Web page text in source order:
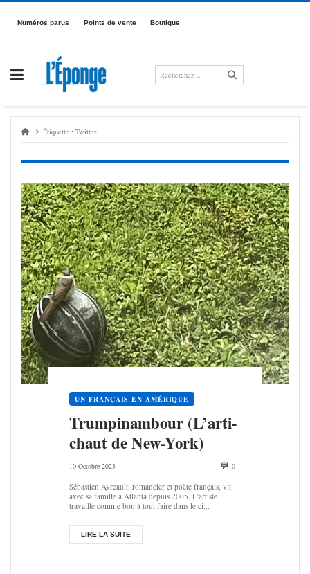
Passer
contenuNumé­­­ros parus Points de vente Boutique
Étiquette : Twitter
UN FRANÇAIS EN AMÉRIQUE
Trum­pi­nam­bour (L’ar­ti­
chaut de New-York)
10 Octobre 2023 0
Sébastien Ayreault, romancier et poète français, vit
avec sa famille à Atlanta depuis 2005. L'artiste
travaille comme bon à tout faire dans le ci...
LIRE LA SUITE